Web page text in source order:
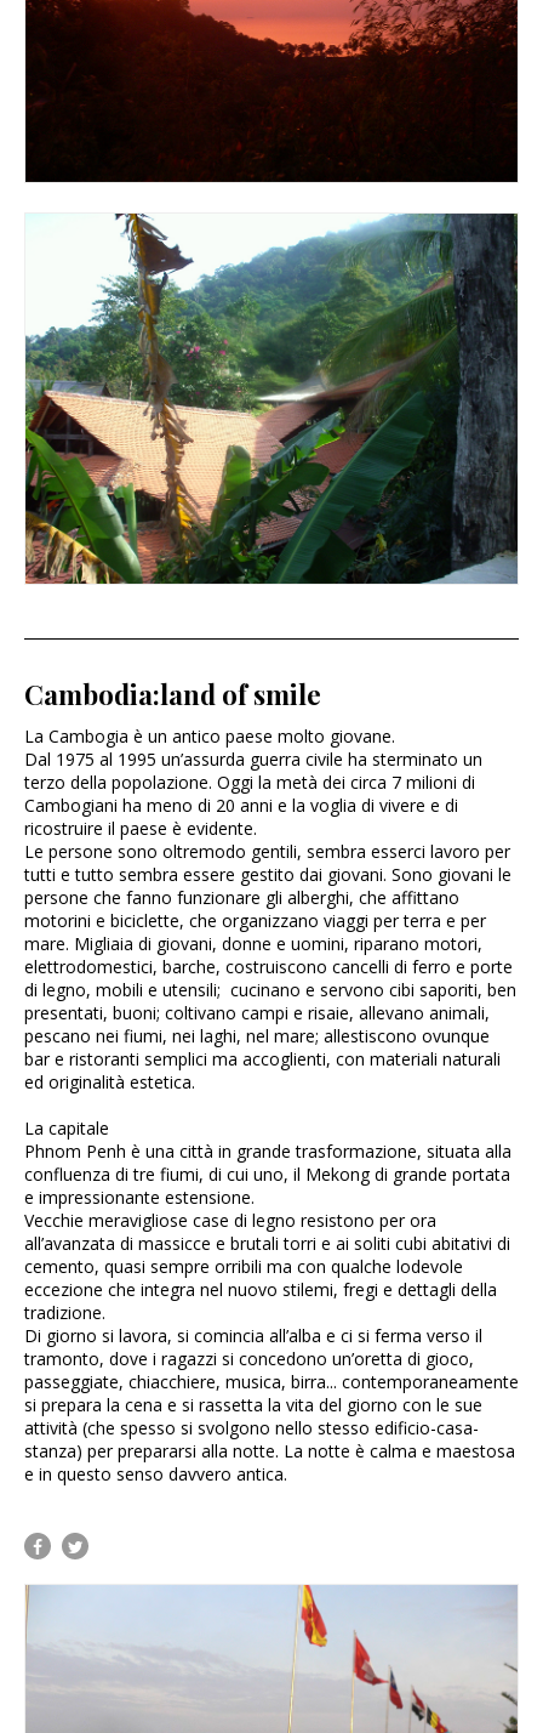
Cambodia:land of smile
La Cambogia è un antico paese molto giovane.
Dal 1975 al 1995 un’assurda guerra civile ha sterminato un
terzo della popolazione. Oggi la metà dei circa 7 milioni di
Cambogiani ha meno di 20 anni e la voglia di vivere e di
ricostruire il paese è evidente.
Le persone sono oltremodo gentili, sembra esserci lavoro per
tutti e tutto sembra essere gestito dai giovani. Sono giovani le
persone che fanno funzionare gli alberghi, che affittano
motorini e biciclette, che organizzano viaggi per terra e per
mare. Migliaia di giovani, donne e uomini, riparano motori,
elettrodomestici, barche, costruiscono cancelli di ferro e porte
di legno, mobili e utensili; cucinano e servono cibi saporiti, ben
presentati, buoni; coltivano campi e risaie, allevano animali,
pescano nei fiumi, nei laghi, nel mare; allestiscono ovunque
bar e ristoranti semplici ma accoglienti, con materiali naturali
ed originalità estetica.
La capitale
Phnom Penh è una città in grande trasformazione, situata alla
confluenza di tre fiumi, di cui uno, il Mekong di grande portata
e impressionante estensione.
Vecchie meravigliose case di legno resistono per ora
all’avanzata di massicce e brutali torri e ai soliti cubi abitativi di
cemento, quasi sempre orribili ma con qualche lodevole
eccezione che integra nel nuovo stilemi, fregi e dettagli della
tradizione.
Di giorno si lavora, si comincia all’alba e ci si ferma verso il
tramonto, dove i ragazzi si concedono un’oretta di gioco,
passeggiate, chiacchiere, musica, birra... contemporaneamente
si prepara la cena e si rassetta la vita del giorno con le sue
attività (che spesso si svolgono nello stesso edificio-casa-
stanza) per prepararsi alla notte. La notte è calma e maestosa
e in questo senso davvero antica.